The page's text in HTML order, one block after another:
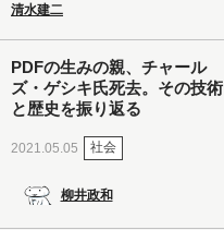
清水建二
PDFの生みの親、チャール
ズ・ゲシキ氏死去。その技術
と歴史を振り返る
2021.05.05 社会
柳井政和